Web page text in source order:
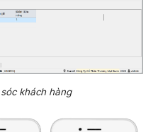
khách hàng